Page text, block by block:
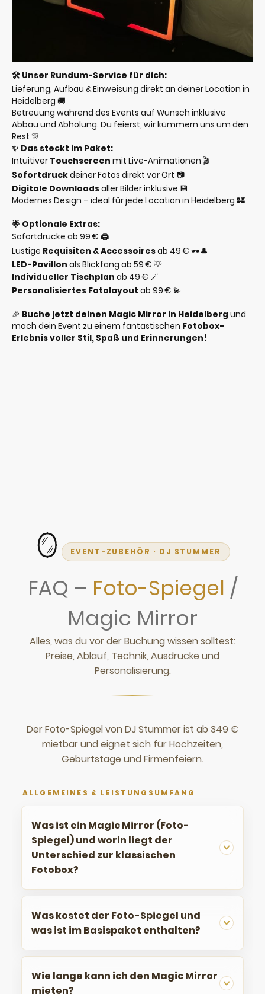
🛠️ Unser Rundum-Service für dich:
Lieferung, Aufbau & Einweisung direkt an deiner Location in
Heidelberg 🚚
Betreuung während des Events auf Wunsch inklusive
Abbau und Abholung. Du feierst, wir kümmern uns um den
Rest 🎊
✨ Das steckt im Paket:
Intuitiver Touchscreen mit Live-Animationen 🎬
Sofortdruckdeiner Fotos direkt vor Ort 📷
Digitale Downloadsaller Bilder inklusive 💾
Modernes Design – ideal für jede Location in Heidelberg 🏰
🌟 Optionale Extras:
Sofortdrucke ab 99 € 🖨️
Lustige Requisiten & Accessoiresab 49 € 🕶️🎩
LED-Pavillon als Blickfang ab 59 € 💡
Individueller Tischplan ab 49 € 🪄
Personalisiertes Fotolayout ab 99 € 💫
🎉 Buche jetzt deinen Magic Mirror in Heidelberg und
mach dein Event zu einem fantastischen Fotobox-
Erlebnis voller Stil, Spaß und Erinnerungen!
🪞 EVENT-ZUBEHÖR · DJ STUMMER
FAQ – Foto-Spiegel /
Magic Mirror
Alles, was du vor der Buchung wissen solltest:
Preise, Ablauf, Technik, Ausdrucke und
Personalisierung.
Häufige Fragen zum Foto-
Der Foto-Spiegel von DJ Stummer ist ab 349 €
mietbar und eignet sich für Hochzeiten,
Geburtstage und Firmenfeiern.
ALLGEMEINES & LEISTUNGSUMFANG
Was ist ein Magic Mirror (Foto-
Spiegel) und worin liegt der
Unterschied zur klassischen
Fotobox?
Was kostet der Foto-Spiegel und
was ist im Basispaket enthalten?
Wie lange kann ich den Magic Mirror
mieten?